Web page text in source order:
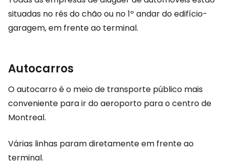
situadas no rés do chão ou no 1º andar do edifício-
garagem, em frente ao terminal.
Autocarros
O autocarro é o meio de transporte público mais
conveniente para ir do aeroporto para o centro de
Montreal.
Várias linhas param diretamente em frente ao
terminal.